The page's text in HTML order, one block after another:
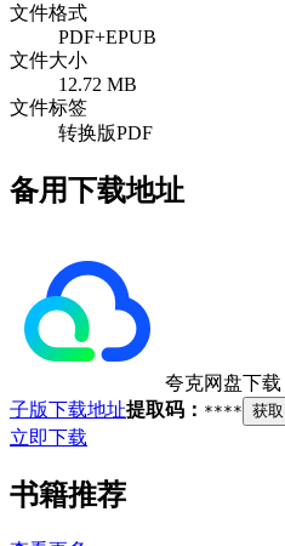
文件格式
PDF+EPUB
文件大小
12.72 MB
文件标签
转换版PDF
备用下载地址
夸克网盘下载
子版下载地址提取码： **** 获取
立即下载
书籍推荐